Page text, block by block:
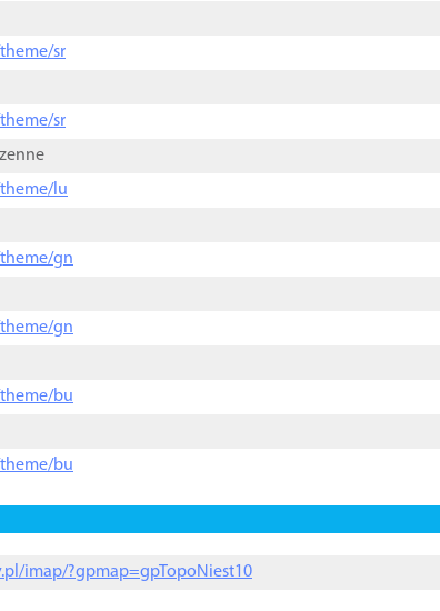
sr
sr
lu
gn
gn
bu
bu
imap/?gpmap=gpTopoNiest10